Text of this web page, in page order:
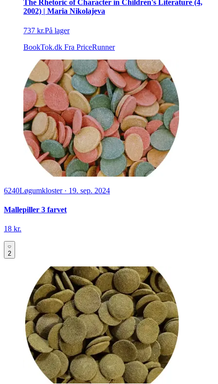
The Rhetoric of Character in Children's Literature (4,
2002) | Maria Nikolajeva
737 kr.På lager
BookTok.dk Fra PriceRunner
6240Løgumkloster· 19. sep. 2024
Mallepiller 3 farvet
18 kr.
2